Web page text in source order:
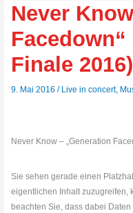
Never
Finale 2016)
9. Mai 2016/ Live in concert,
Never Know – „Generation
Sie sehen gerade einen
eigentlichen Inhalt zuzugreifen,
beachten Sie, dass dabei